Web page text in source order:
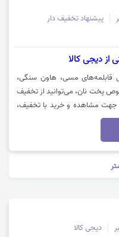
پیشنهاد تخفیف دار
قابلمه‌های مسی، هاون سنگی،
پخت نان، می‌توانید از تخفیف
شوید. جهت مشاهده و خرید با تخفیف،
دیجی کالا